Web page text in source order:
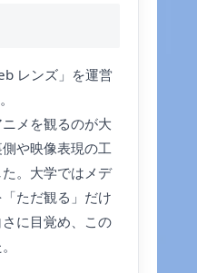
レンズ」を運営
メを観るのが大
や映像表現の工
。大学ではメデ
ただ観る」だけ
に目覚め、この